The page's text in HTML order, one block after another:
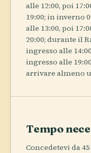
alle 12:00, poi
19:00; in inverno
alle 13:00, poi
20:00; durante il
ingresso alle
ingresso alle
arrivare almeno
Tempo
Concedetevi da